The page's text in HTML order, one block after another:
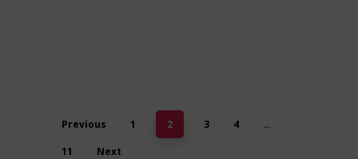
Previous 1 2 3 4
11 Next